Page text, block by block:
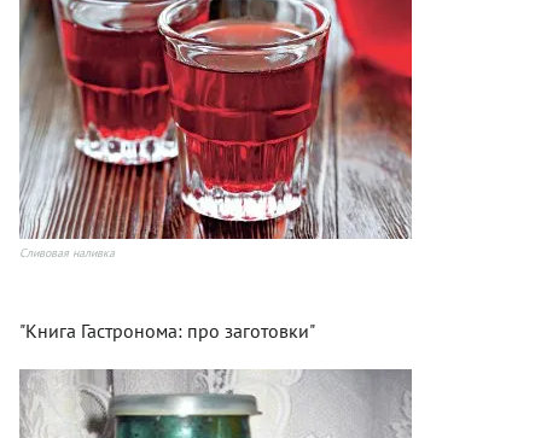
Сливовая наливка
"Книга Гастронома: про заготовки"